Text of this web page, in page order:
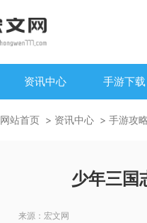
资讯中心 手游下载
网站首页 资讯中心 手游攻略
少年三国
来源： 宏文网